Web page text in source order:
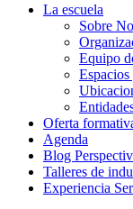
La escuela
Sobre
Equipo
Oferta
Agenda
Blog
Talleres de
Experiencia